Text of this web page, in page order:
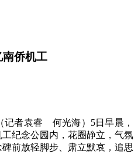
侨机工
者袁睿 何光海）5日早晨，
纪念公园内，花圈静立，气氛
前放轻脚步、肃立默哀，追思